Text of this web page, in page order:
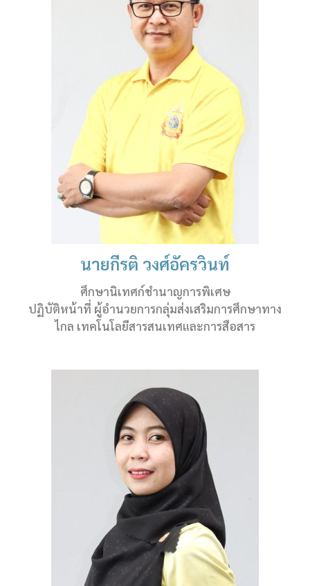
นายกีรติ วงศ์อัครวินท์
ศึกษานิเทศก์ชำนาญการพิเศษ
ปฏิบัติหน้าที่ ผู้อำนวยการกลุ่มส่งเสริมการศึกษาทาง
ไกล เทคโนโลยีสารสนเทศและการสือสาร